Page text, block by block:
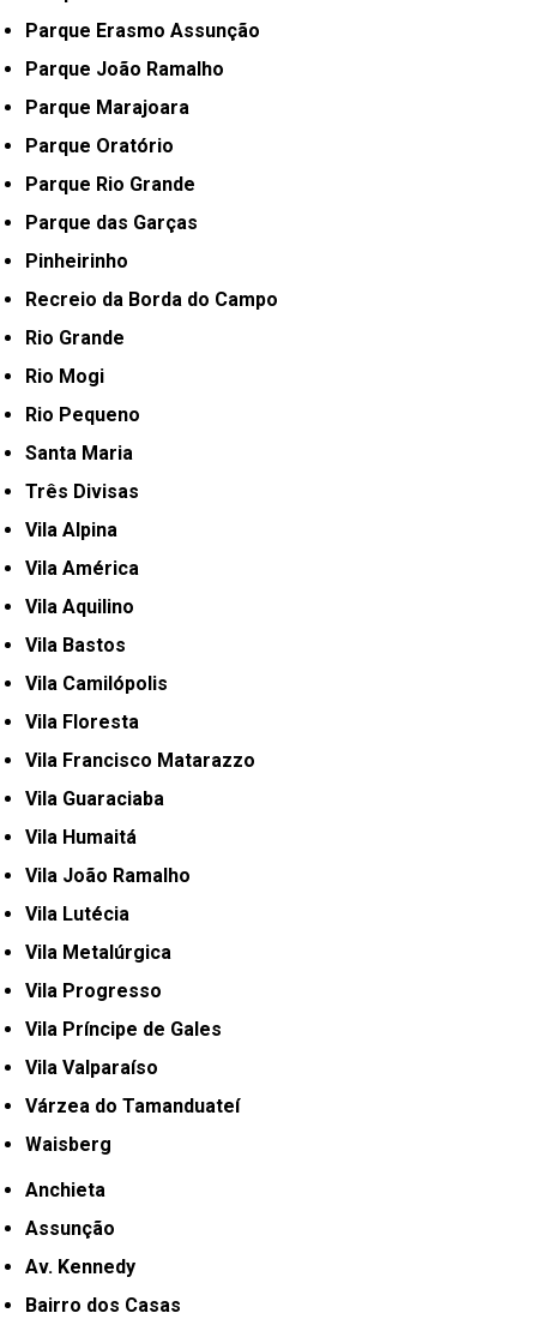
Parque Erasmo Assunção
Parque João Ramalho
Parque Marajoara
Parque Oratório
Parque Rio Grande
Parque das Garças
Pinheirinho
Recreio da Borda do Campo
Rio Grande
Rio Mogi
Rio Pequeno
Santa Maria
Três Divisas
Vila Alpina
Vila América
Vila Aquilino
Vila Bastos
Vila Camilópolis
Vila Floresta
Vila Francisco Matarazzo
Vila Guaraciaba
Vila Humaitá
Vila João Ramalho
Vila Lutécia
Vila Metalúrgica
Vila Progresso
Vila Príncipe de Gales
Vila Valparaíso
Várzea do Tamanduateí
Waisberg
Anchieta
Assunção
Av. Kennedy
Bairro dos Casas